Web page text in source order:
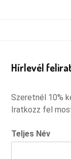
Hírlevél
Szeretnél 10%
Iratkozz fel
Teljes Név